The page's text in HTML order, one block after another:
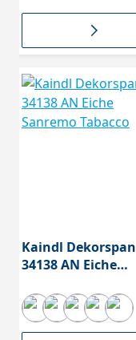
Kaindl Dekorspan
34138 AN Eiche